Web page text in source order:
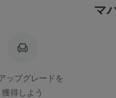
マ
ップグレードを
獲得しよう